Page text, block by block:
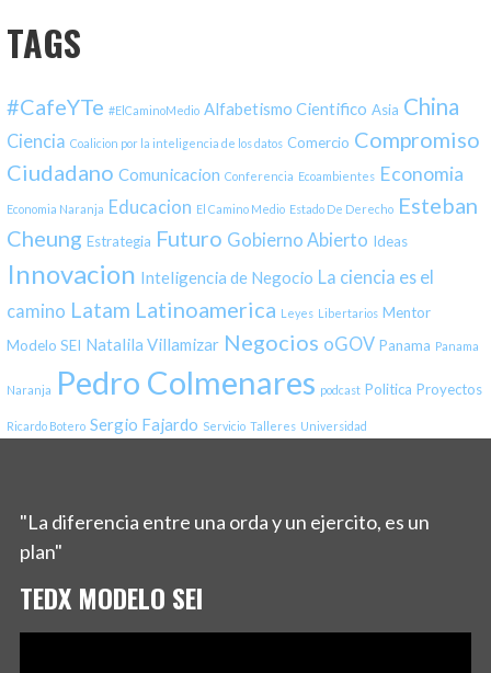
TAGS
#CafeYTe #ElCaminoMedio Alfabetismo Cientifico Asia China
Ciencia Coalicion por la inteligencia de los datos Comercio Compromiso
Ciudadano Comunicacion Conferencia Ecoambientes Economia
Economia Naranja Educacion El Camino Medio Estado De Derecho Esteban
Cheung Estrategia Futuro Gobierno Abierto Ideas
Innovacion Inteligencia de Negocio La ciencia es el
camino Latam Latinoamerica Leyes Libertarios Mentor
Modelo SEI Natalila Villamizar Negocios oGOV Panama Panama
Naranja Pedro Colmenares podcast Politica Proyectos
Ricardo Botero Sergio Fajardo Servicio Talleres Universidad
"La diferencia entre una orda y un ejercito, es un
plan"
TEDX MODELO SEI